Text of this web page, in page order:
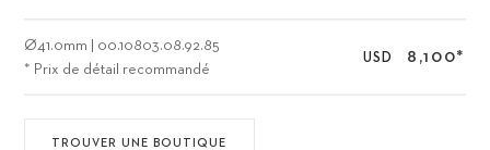
Ø41.0mm
00.10803.08.92.85
* Prix de détail recommandé
USD 8,100*
TROUVER UNE BOUTIQUE